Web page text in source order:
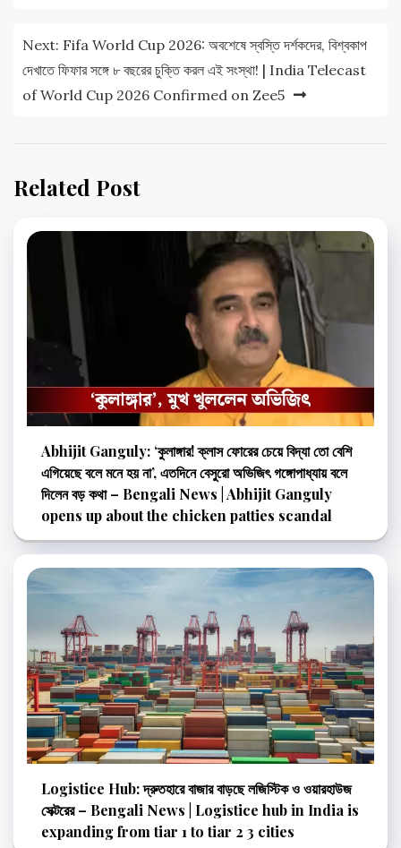
Next: Fifa World Cup 2026: অবশেষে স্বস্তি দর্শকদের, বিশ্বকাপ
দেখাতে ফিফার সঙ্গে ৮ বছরের চুক্তি করল এই সংস্থা! | India Telecast
of World Cup 2026 Confirmed on Zee5
Related Post
Abhijit Ganguly: ‘কুলাঙ্গার! ক্লাস ফোরের চেয়ে বিদ্যা তো বেশি
এগিয়েছে বলে মনে হয় না’, এতদিনে বেসুরো অভিজিৎ গঙ্গোপাধ্যায় বলে
দিলেন বড় কথা – Bengali News | Abhijit Ganguly
opens up about the chicken patties scandal
Logistice Hub: দ্রুতহারে বাজার বাড়ছে লজিস্টিক ও ওয়ারহাউজ
সেক্টরের – Bengali News | Logistice hub in India is
expanding from tiar 1 to tiar 2 3 cities